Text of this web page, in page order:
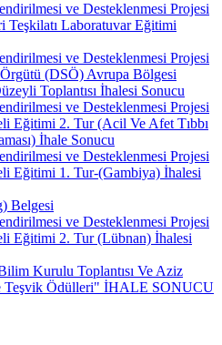
ve Desteklenmesi Projesi
Laboratuvar Eğitimi
ve Desteklenmesi Projesi
(DSÖ) Avrupa Bölgesi
Toplantısı İhalesi Sonucu
ve Desteklenmesi Projesi
Eğitimi 2. Tur (Acil Ve Afet Tıbbı
İhale Sonucu
ve Desteklenmesi Projesi
Eğitimi 1. Tur-(Gambiya) İhalesi
Belgesi
ve Desteklenmesi Projesi
Eğitimi 2. Tur (Lübnan) İhalesi
Kurulu Toplantısı Ve Aziz
Teşvik Ödülleri" İHALE SONUCU